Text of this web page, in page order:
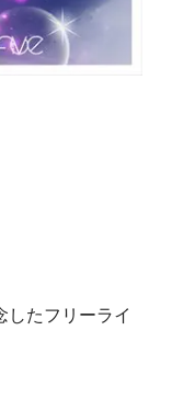
たフリーライ